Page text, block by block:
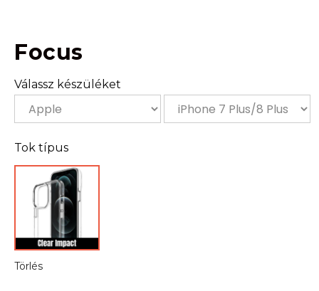
Focus
Válassz készüléket
Tok típus
Törlés